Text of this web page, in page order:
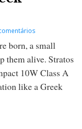
born, a small
them alive. Stratos
10W Class A
like a Greek